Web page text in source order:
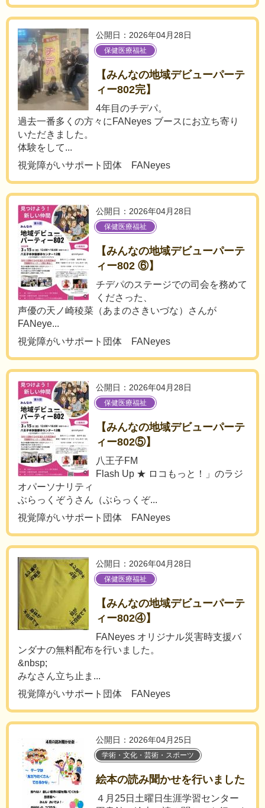
公開日：2026年04月28日
保健医療福祉
【みんなの地域デビューパーテ
ィー802完】
4年目のチデパ。
過去一番多くの方々にFANeyes ブースにお立ち寄り
いただきました。
体験をして...
視覚障がいサポート団体 FANeyes
公開日：2026年04月28日
保健医療福祉
【みんなの地域デビューパーテ
ィー802 ⑥】
チデパのステージでの司会を務めて
くださった、
声優の天ノ崎稜菜（あまのさきいづな）さんが
FANeye...
視覚障がいサポート団体 FANeyes
公開日：2026年04月28日
保健医療福祉
【みんなの地域デビューパーテ
ィー802⑤】
八王子FM
Flash Up ★ ロコもっと！」のラジ
オパーソナリティ
ぶらっくぞうさん（ぶらっくぞ...
視覚障がいサポート団体 FANeyes
公開日：2026年04月28日
保健医療福祉
【みんなの地域デビューパーテ
ィー802④】
FANeyes オリジナル災害時支援バ
ンダナの無料配布を行いました。
&nbsp;
みなさん立ち止ま...
視覚障がいサポート団体 FANeyes
公開日：2026年04月25日
学術・文化・芸術・スポーツ
絵本の読み聞かせを行いました
４月25日土曜日生涯学習センター